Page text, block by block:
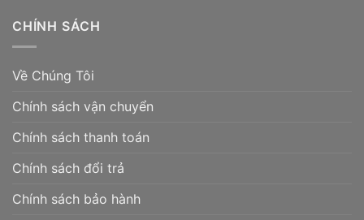
CHÍNH SÁCH
Về Chúng Tôi
Chính sách vận chuyển
Chính sách thanh toán
Chính sách đổi trả
Chính sách bảo hành